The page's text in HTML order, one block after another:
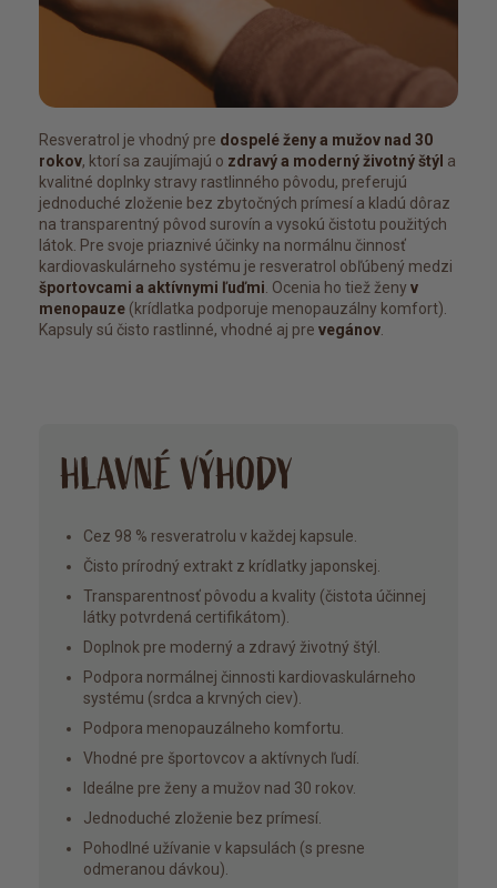
Resveratrol je vhodný pre dospelé ženy a mužov nad 30
rokov, ktorí sa zaujímajú o zdravý a moderný životný štýl a
kvalitné doplnky stravy rastlinného pôvodu, preferujú
jednoduché zloženie bez zbytočných prímesí a kladú dôraz
na transparentný pôvod surovín a vysokú čistotu použitých
látok. Pre svoje priaznivé účinky na normálnu činnosť
kardiovaskulárneho systému je resveratrol obľúbený medzi
športovcami a aktívnymi ľuďmi. Ocenia ho tiež ženy v
menopauze (krídlatka podporuje menopauzálny komfort).
Kapsuly sú čisto rastlinné, vhodné aj pre vegánov.
HLAVNÉ VÝHODY
Cez 98 % resveratrolu v každej kapsule.
Čisto prírodný extrakt z krídlatky japonskej.
Transparentnosť pôvodu a kvality (čistota účinnej
látky potvrdená certifikátom).
Doplnok pre moderný a zdravý životný štýl.
Podpora normálnej činnosti kardiovaskulárneho
systému (srdca a krvných ciev).
Podpora menopauzálneho komfortu.
Vhodné pre športovcov a aktívnych ľudí.
Ideálne pre ženy a mužov nad 30 rokov.
Jednoduché zloženie bez prímesí.
Pohodlné užívanie v kapsulách (s presne
odmeranou dávkou).